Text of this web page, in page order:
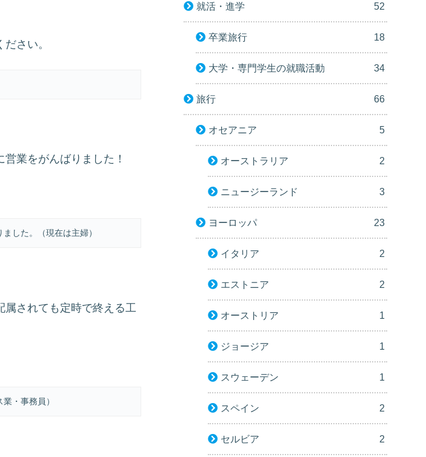
さい。
業をがんばりました！
した。（現在は主婦）
されても定時で終える工
・事務員）
就活・進学 52
卒業旅行 18
大学・専門学生の就職活動 34
旅行 66
オセアニア 5
オーストラリア 2
ニュージーランド 3
ヨーロッパ 23
イタリア 2
エストニア 2
オーストリア 1
ジョージア 1
スウェーデン 1
スペイン 2
セルビア 2